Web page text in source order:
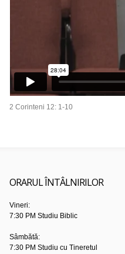
2 Corinteni 12: 1-10
ORARUL ÎNTÂLNIRILOR
Vineri:
7:30 PM Studiu Biblic
Sâmbătă:
7:30 PM Studiu cu Tineretul